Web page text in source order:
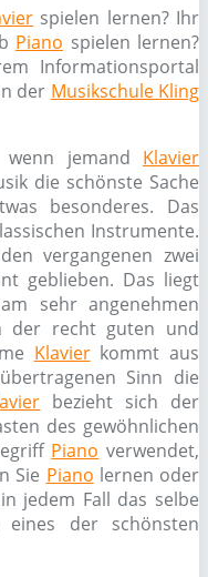
spielen lernen? Ihr
Piano spielen lernen?
Informationsportal
der Musikschule Kling
wenn jemand Klavier
die schönste Sache
besonderes. Das
Instrumente.
vergangenen zwei
geblieben. Das liegt
sehr angenehmen
der recht guten und
Klavierkommt aus
Sinn die
bezieht sich der
des gewöhnlichen
Piano verwendet,
Sie Piano lernen oder
jedem Fall das selbe
eines der schönsten